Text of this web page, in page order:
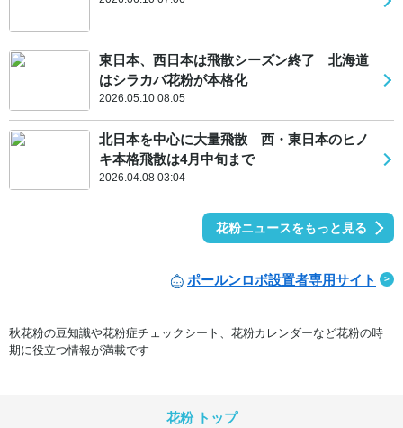
東日本、西日本は飛散シーズン終了 北海道
はシラカバ花粉が本格化
2026.05.10 08:05
北日本を中心に大量飛散 西・東日本のヒノ
キ本格飛散は4月中旬まで
2026.04.08 03:04
花粉ニュースをもっと見る
ポールンロボ設置者専用サイト
秋花粉の豆知識や花粉症チェックシート、花粉カレンダーなど花粉の時
期に役立つ情報が満載です
花粉 トップ